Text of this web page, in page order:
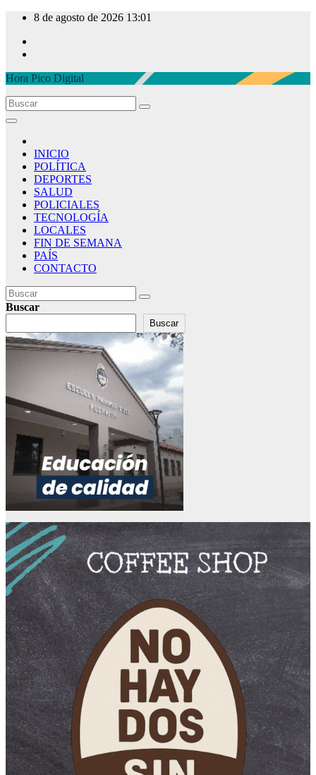
contenido
8 de agosto de 2026 13:01
Hora Pico Digital
INICIO
POLÍTICA
DEPORTES
SALUD
POLICIALES
TECNOLOGÍA
LOCALES
FIN DE SEMANA
PAÍS
CONTACTO
Buscar
Buscar